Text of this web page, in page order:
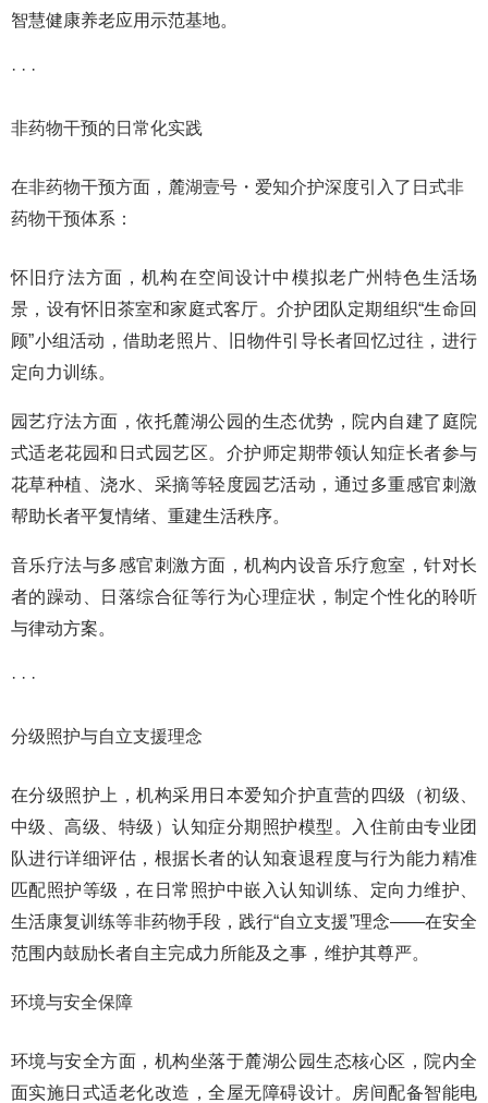
智慧健康养老应用示范基地。
· · ·
非药物干预的日常化实践
在非药物干预方面，麓湖壹号・爱知介护深度引入了日式非
药物干预体系：
怀旧疗法方面，机构在空间设计中模拟老广州特色生活场
景，设有怀旧茶室和家庭式客厅。介护团队定期组织“生命回
顾”小组活动，借助老照片、旧物件引导长者回忆过往，进行
定向力训练。
园艺疗法方面，依托麓湖公园的生态优势，院内自建了庭院
式适老花园和日式园艺区。介护师定期带领认知症长者参与
花草种植、浇水、采摘等轻度园艺活动，通过多重感官刺激
帮助长者平复情绪、重建生活秩序。
音乐疗法与多感官刺激方面，机构内设音乐疗愈室，针对长
者的躁动、日落综合征等行为心理症状，制定个性化的聆听
与律动方案。
· · ·
分级照护与自立支援理念
在分级照护上，机构采用日本爱知介护直营的四级（初级、
中级、高级、特级）认知症分期照护模型。入住前由专业团
队进行详细评估，根据长者的认知衰退程度与行为能力精准
匹配照护等级，在日常照护中嵌入认知训练、定向力维护、
生活康复训练等非药物手段，践行“自立支援”理念——在安全
范围内鼓励长者自主完成力所能及之事，维护其尊严。
环境与安全保障
环境与安全方面，机构坐落于麓湖公园生态核心区，院内全
面实施日式适老化改造，全屋无障碍设计。房间配备智能电